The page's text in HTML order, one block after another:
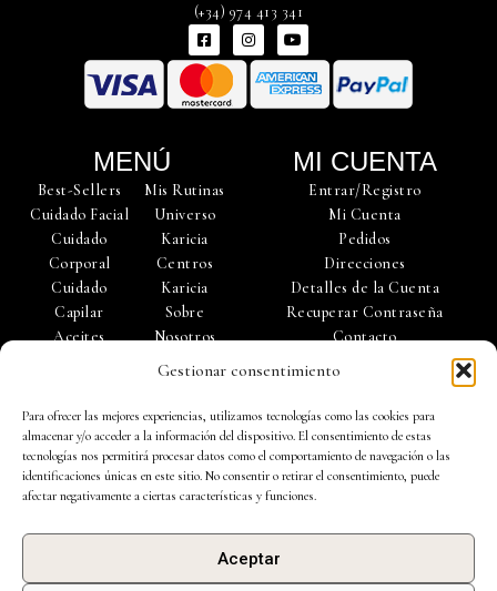
Gestionar consentimiento
Para ofrecer las mejores experiencias, utilizamos tecnologías como las cookies para
almacenar y/o acceder a la información del dispositivo. El consentimiento de estas
tecnologías nos permitirá procesar datos como el comportamiento de navegación o las
identificaciones únicas en este sitio. No consentir o retirar el consentimiento, puede
afectar negativamente a ciertas características y funciones.
Aceptar
(+34) 974 413 341
F
a
c
e
b
o
q
u
a
e
I
n
s
g
Y
o
u
t
u
b
MENÚ
Best-Sellers
Cuidado Facial
Cuidado
Corporal
Cuidado
Capilar
Aceites
Mis Rutinas
Universo
Karicia
Centros
Karicia
Sobre
Nosotros
Trabaja con
MI CUENTA
Entrar/Registro
Mi Cuenta
Pedidos
Direcciones
Detalles de la Cuenta
Recuperar Contraseña
Contacto
Política de Cookies
Preguntas Frecuentes